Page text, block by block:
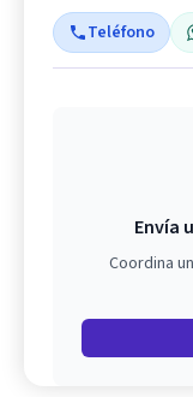
Teléfono
Envía
Coordina